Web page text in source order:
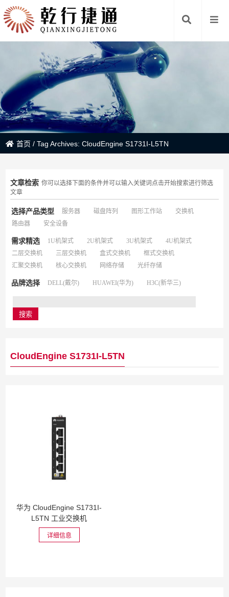
首页 /Tag Archives: CloudEngine S1731I-L5TN
文章检索 你可以选择下面的条件并可以输入关键词点击开始搜索进行筛选
文章
选择产品类型 服务器 磁盘阵列 图形工作站
交换机
路由器
安全设备
需求精选 1U机架式 2U机架式 3U机架式
4U机架式
二层交换机
三层交换机 盒式交换机
框式交换机
汇聚交换机
核心交换机 网络存储 光纤存储
品牌选择 DELL(戴尔) HUAWEI(华为) H3C(新华三)
CloudEngine S1731I-L5TN
华为 CloudEngine S1731I-
L5TN 工业交换机
详细信息